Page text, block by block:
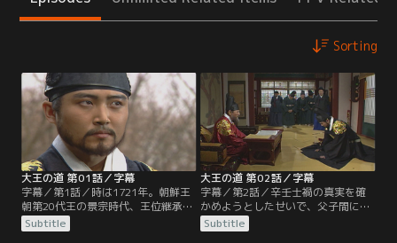
Sorting
大王の道 第01話／字幕
字幕／第1話／時は1721年。朝鮮王
朝第20代王の景宗時代、王位継承問
題による辛壬士禍が起こった。その
事件後、英祖が王位を引き継ぎ21代
Subtitle
大王の道 第02話／字幕
字幕／第2話／辛壬士禍の真実を確
かめようとしたせいで、父子間に溝
が出来てしまい、いつの間にか思悼
世子は英祖を恐れるようになってい
Subtitle